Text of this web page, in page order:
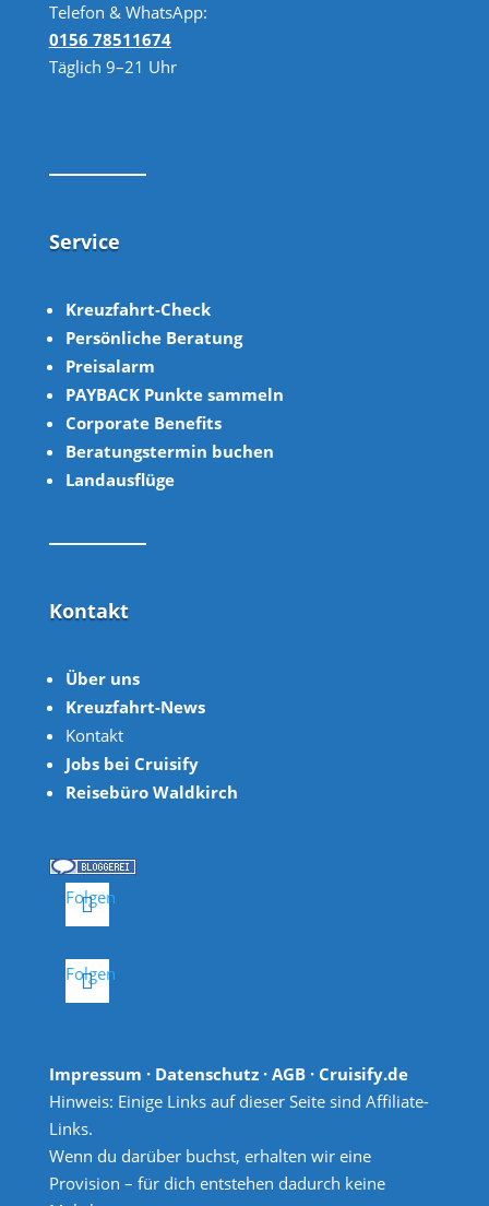
Telefon & WhatsApp:
0156 78511674
Täglich 9–21 Uhr
Service
Kreuzfahrt-Check
Persönliche Beratung
Preisalarm
PAYBACK Punkte sammeln
Corporate Benefits
Beratungstermin buchen
Landausflüge
Kontakt
Über uns
Kreuzfahrt-News
Kontakt
Jobs bei Cruisify
Reisebüro Waldkirch
Folgen
Folgen
Impressum · Datenschutz· AGB· Cruisify.de
Hinweis: Einige Links auf dieser Seite sind Affiliate-
Links.
Wenn du darüber buchst, erhalten wir eine
Provision – für dich entstehen dadurch keine